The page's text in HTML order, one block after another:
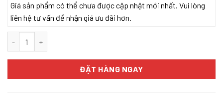
là:
10.900.000 ₫.
tại
Giá sản phẩm có thể chưa được cập nhật mới nhất. Vui lòng
liên hệ tư vấn để nhận giá ưu đãi hơn.
ĐẶT HÀNG NGAY